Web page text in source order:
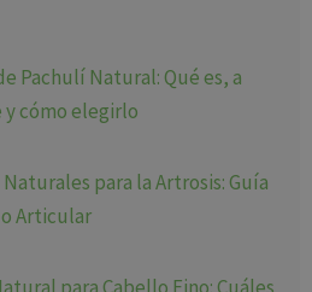
Pachulí Natural: Qué es, a
cómo elegirlo
para la Artrosis: Guía
Articular
para Cabello Fino: Cuáles